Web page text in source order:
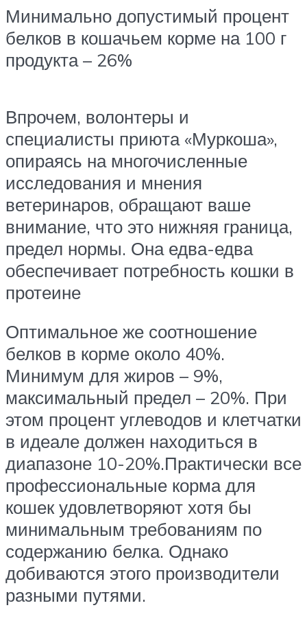
Минимально допустимый процент
белков в кошачьем корме на 100 г
продукта – 26%
Впрочем, волонтеры и
специалисты приюта «Муркоша»,
опираясь на многочисленные
исследования и мнения
ветеринаров, обращают ваше
внимание, что это нижняя граница,
предел нормы. Она едва-едва
обеспечивает потребность кошки в
протеине
Оптимальное же соотношение
белков в корме около 40%.
Минимум для жиров – 9%,
максимальный предел – 20%. При
этом процент углеводов и клетчатки
в идеале должен находиться в
диапазоне 10-20%.Практически все
профессиональные корма для
кошек удовлетворяют хотя бы
минимальным требованиям по
содержанию белка. Однако
добиваются этого производители
разными путями.